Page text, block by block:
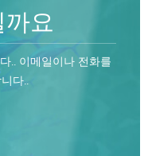
까요
.. 이메일이나 전화를
다..